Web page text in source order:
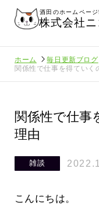
酒田のホームペー
株式会社
ホーム 毎日更新ブログ
関係性で仕事を得ていく
関係性で仕事
理由
雑談
こんにちは。